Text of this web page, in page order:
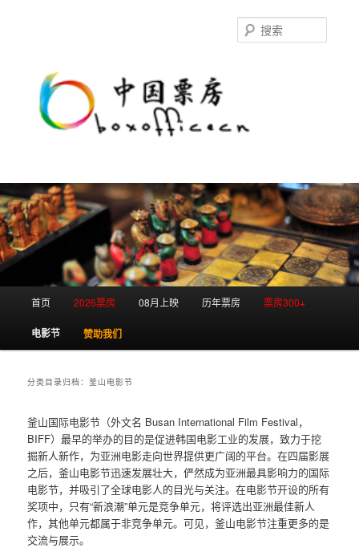
首页 2026票房 08月上映 历年票房 票房300+
电影节 赞助我们
分类目录归档：釜山电影节
釜山国际电影节（外文名 Busan International Film Festival，
BIFF）最早的举办的目的是促进韩国电影工业的发展，致力于挖
掘新人新作，为亚洲电影走向世界提供更广阔的平台。在四届影展
之后，釜山电影节迅速发展壮大，俨然成为亚洲最具影响力的国际
电影节，并吸引了全球电影人的目光与关注。在电影节开设的所有
奖项中，只有“新浪潮”单元是竞争单元，将评选出亚洲最佳新人
作，其他单元都属于非竞争单元。可见，釜山电影节注重更多的是
交流与展示。